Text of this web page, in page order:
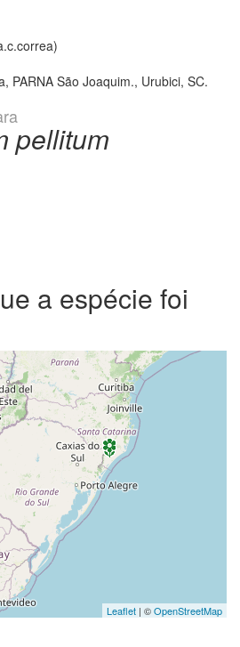
PARNA São Joaquim., Urubici, SC.
pellitum
a espécie foi
Leaflet | ©OpenStreetMap